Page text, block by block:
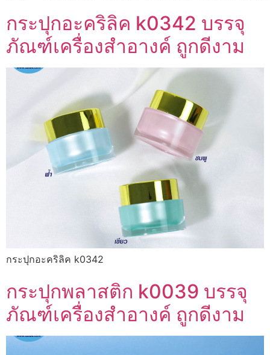
กระปุกอะคริลิค k0342 บรรจุ
ภัณฑ์เครื่องสำอางค์ ถูกดีงาม
กระปุกอะคริลิค k0342
กระปุกพลาสติก k0039 บรรจุ
ภัณฑ์เครื่องสำอางค์ ถูกดีงาม